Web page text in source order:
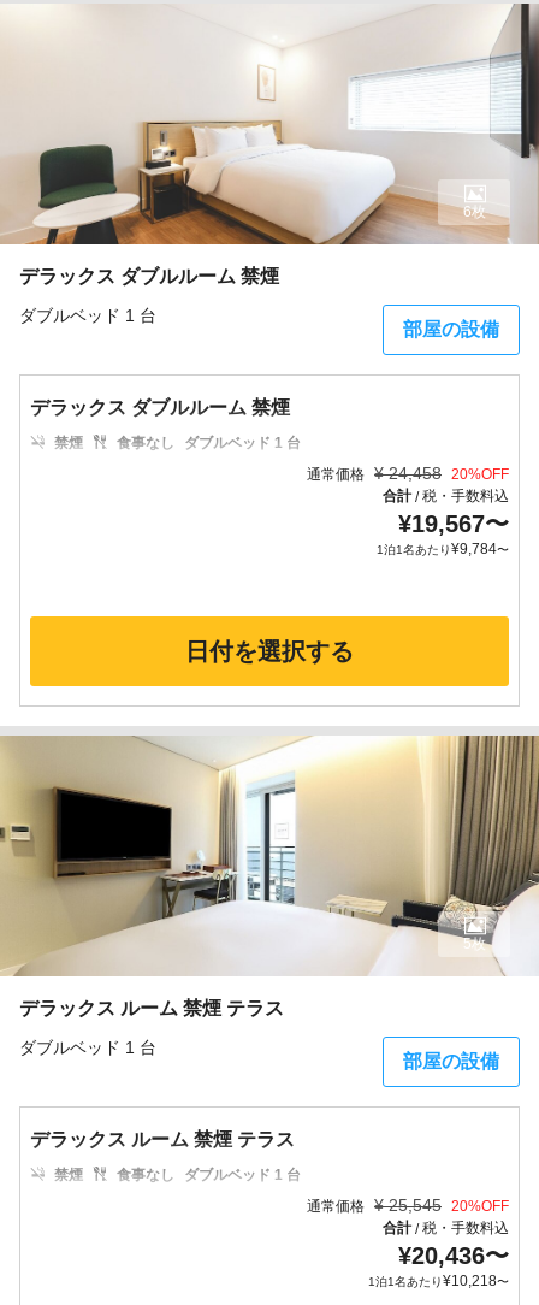
デラックス ダブルルーム 禁煙
ダブルベッド 1 台
部屋の設備
6枚
デラックス ダブルルーム 禁煙
禁煙 食事なし
ダブルベッド 1 台
通常価格 ¥ 24,458 20%OFF
合計/税・手数料込
¥19,567〜
1泊1名あたり¥9,784〜
日付を選択する
デラックス ルーム 禁煙 テラス
ダブルベッド 1 台
部屋の設備
5枚
デラックス ルーム 禁煙 テラス
禁煙 食事なし
ダブルベッド 1 台
通常価格 ¥ 25,545 20%OFF
合計/税・手数料込
¥20,436〜
1泊1名あたり¥10,218〜